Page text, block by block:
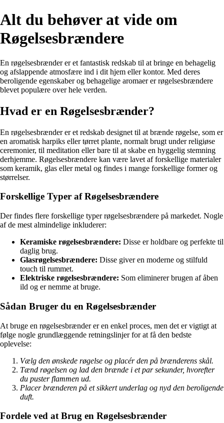
Alt du behøver at vide om
Røgelsesbrændere
En røgelsesbrænder er et fantastisk redskab til at bringe en behagelig
og afslappende atmosfære ind i dit hjem eller kontor. Med deres
beroligende egenskaber og behagelige aromaer er røgelsesbrændere
blevet populære over hele verden.
Hvad er en Røgelsesbrænder?
En røgelsesbrænder er et redskab designet til at brænde røgelse, som er
en aromatisk harpiks eller tørret plante, normalt brugt under religiøse
ceremonier, til meditation eller bare til at skabe en hyggelig stemning
derhjemme. Røgelsesbrændere kan være lavet af forskellige materialer
som keramik, glas eller metal og findes i mange forskellige former og
størrelser.
Forskellige Typer af Røgelsesbrændere
Der findes flere forskellige typer røgelsesbrændere på markedet. Nogle
af de mest almindelige inkluderer:
Keramiske røgelsesbrændere: Disse er holdbare og perfekte til
daglig brug.
Glasrøgelsesbrændere: Disse giver en moderne og stilfuld
touch til rummet.
Elektriske røgelsesbrændere: Som eliminerer brugen af åben
ild og er nemme at bruge.
Sådan Bruger du en Røgelsesbrænder
At bruge en røgelsesbrænder er en enkel proces, men det er vigtigt at
følge nogle grundlæggende retningslinjer for at få den bedste
oplevelse:
Vælg den ønskede røgelse og placér den på brænderens skål.
Tænd røgelsen og lad den brænde i et par sekunder, hvorefter
du puster flammen ud.
Placer brænderen på et sikkert underlag og nyd den beroligende
duft.
Fordele ved at Brug en Røgelsesbrænder